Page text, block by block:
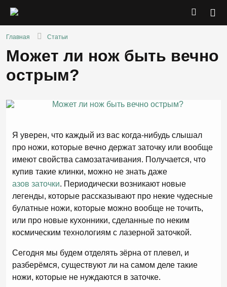
Главная Статьи
Может ли нож быть вечно
острым?
Я уверен, что каждый из вас когда-нибудь слышал
про ножи, которые вечно держат заточку или вообще
имеют свойства самозатачивания. Получается, что
купив такие клинки, можно не знать даже
азов заточки. Периодически возникают новые
легенды, которые рассказывают про некие чудесные
булатные ножи, которые можно вообще не точить,
или про новые кухонники, сделанные по неким
космическим технологиям с лазерной заточкой.
Сегодня мы будем отделять зёрна от плевел, и
разберёмся, существуют ли на самом деле такие
ножи, которые не нуждаются в заточке.